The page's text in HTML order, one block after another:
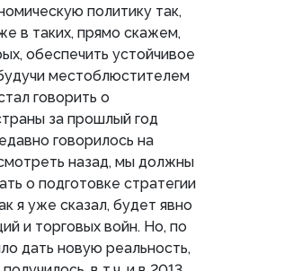
политику так,
в таких, прямо скажем,
обеспечить устойчивое
местоблюстителем
говорить о
за прошлый год
говорилось на
назад, мы должны
о подготовке стратегии
я уже сказал, будет явно
и торговых войн. Но, по
дать новую реальность,